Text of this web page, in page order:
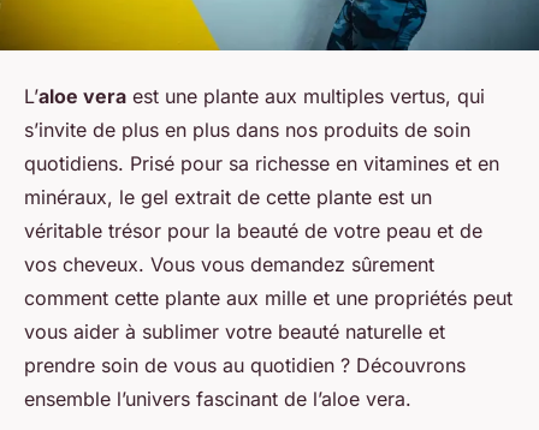
L’aloe vera est une plante aux multiples vertus, qui
s’invite de plus en plus dans nos produits de soin
quotidiens. Prisé pour sa richesse en vitamines et en
minéraux, le gel extrait de cette plante est un
véritable trésor pour la beauté de votre peau et de
vos cheveux. Vous vous demandez sûrement
comment cette plante aux mille et une propriétés peut
vous aider à sublimer votre beauté naturelle et
prendre soin de vous au quotidien ? Découvrons
ensemble l’univers fascinant de l’aloe vera.